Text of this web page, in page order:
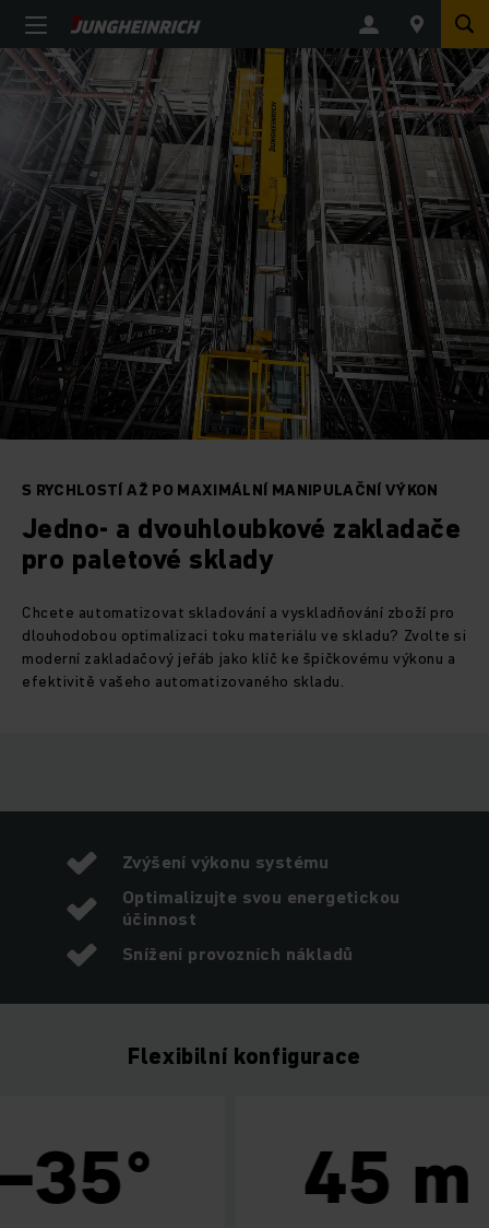
S RYCHLOSTÍ AŽ PO MAXIMÁLNÍ MANIPULAČNÍ VÝKON
Jedno- a dvouhloubkové zakladače
pro paletové sklady
Chcete automatizovat skladování a vyskladňování zboží pro
dlouhodobou optimalizaci toku materiálu ve skladu? Zvolte si
moderní zakladačový jeřáb jako klíč ke špičkovému výkonu a
efektivitě vašeho automatizovaného skladu.
Zvýšení výkonu systému
Optimalizujte svou energetickou
účinnost
Snížení provozních nákladů
Flexibilní konfigurace
45 m